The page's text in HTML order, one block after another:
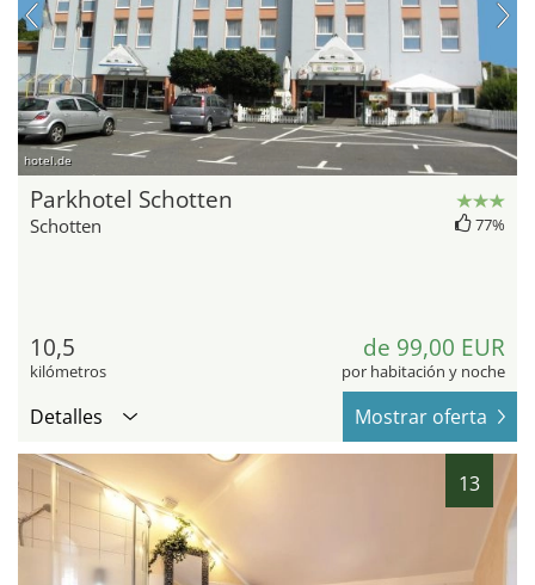
hotel.de
Parkhotel Schotten
Schotten 77%
10,5
kilómetros
de 99,00 EUR
por habitación y noche
Detalles Mostrar oferta
13